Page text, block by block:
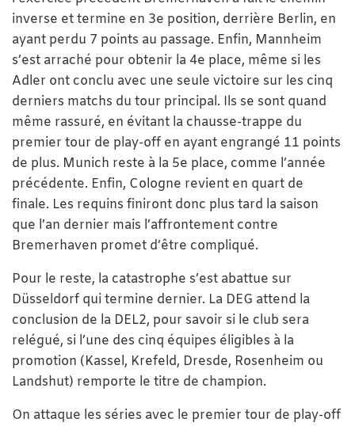
inverse et termine en 3e position, derrière Berlin, en
ayant perdu 7 points au passage. Enfin, Mannheim
s’est arraché pour obtenir la 4e place, même si les
Adler ont conclu avec une seule victoire sur les cinq
derniers matchs du tour principal. Ils se sont quand
même rassuré, en évitant la chausse-trappe du
premier tour de play-off en ayant engrangé 11 points
de plus. Munich reste à la 5e place, comme l’année
précédente. Enfin, Cologne revient en quart de
finale. Les requins finiront donc plus tard la saison
que l’an dernier mais l’affrontement contre
Bremerhaven promet d’être compliqué.
Pour le reste, la catastrophe s’est abattue sur
Düsseldorf qui termine dernier. La DEG attend la
conclusion de la DEL2, pour savoir si le club sera
relégué, si l’une des cinq équipes éligibles à la
promotion (Kassel, Krefeld, Dresde, Rosenheim ou
Landshut) remporte le titre de champion.
On attaque les séries avec le premier tour de play-off